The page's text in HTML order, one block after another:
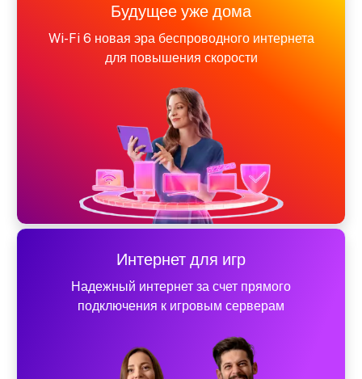
Будущее уже дома
Wi-Fi 6 новая эра беспроводного интернета
для повышения скорости
Интернет для игр
Надежный интернет за счет прямого
подключения к игровым серверам